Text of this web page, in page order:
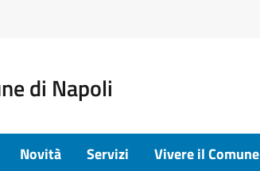
di Napoli
Novità Servizi Vivere il Comune